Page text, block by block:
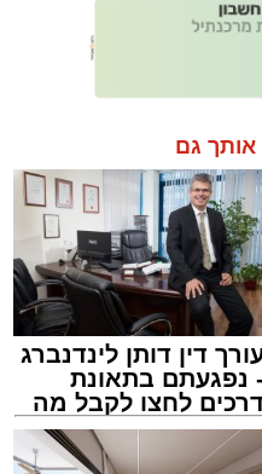
אותך גם
דין דותן לינדנברג
- נפגעתם בתאונת
לחצו לקבל מה
לכם